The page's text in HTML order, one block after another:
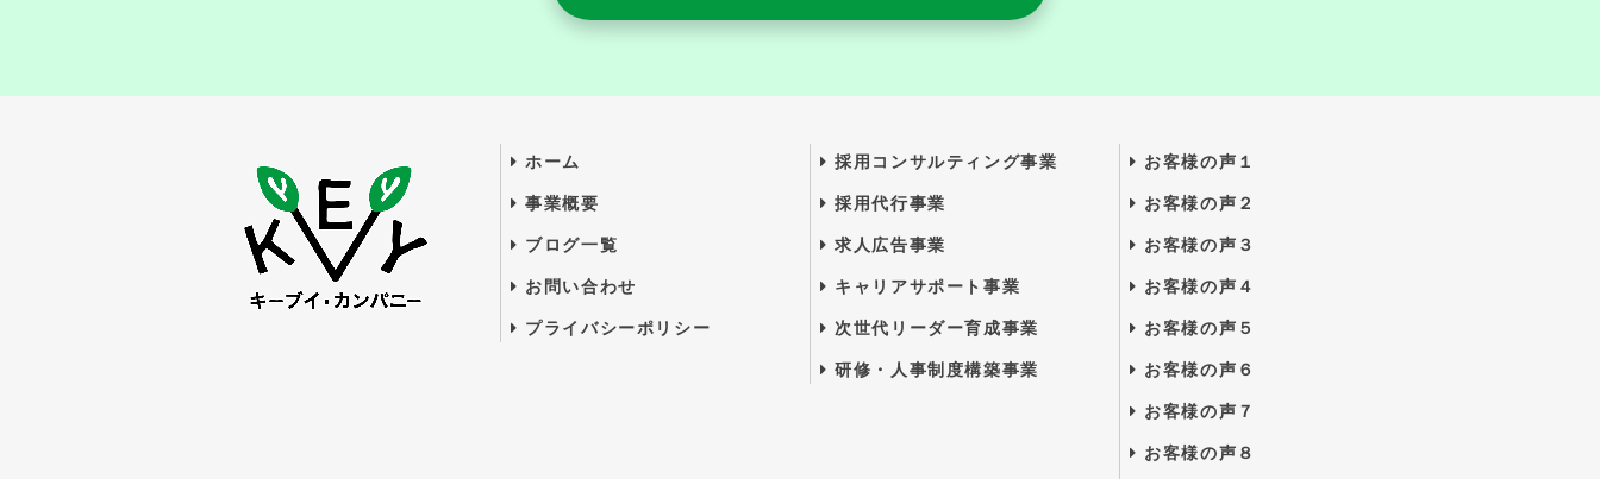
ホーム
事業概要
ブログ一覧
お問い合わせ
プライバシーポリシー
採用コンサルティング事業
採用代行事業
求人広告事業
キャリアサポート事業
次世代リーダー育成事業
研修・人事制度構築事業
お客様の声１
お客様の声２
お客様の声３
お客様の声４
お客様の声５
お客様の声６
お客様の声７
お客様の声８